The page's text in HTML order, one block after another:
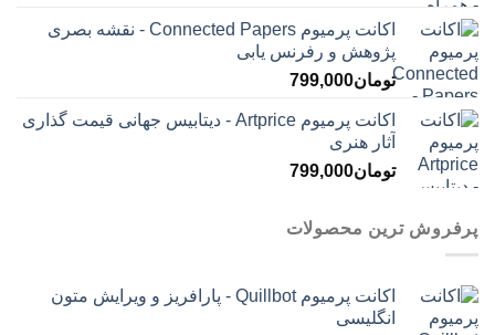
اکانت پرمیوم Connected Papers - نقشه بصری
پژوهش و رفرنس یابی
تومان799,000
اکانت پرمیوم Artprice - دیتابیس جهانی قیمت ‌گذاری
آثار هنری
تومان799,000
پرفروش ترین محصولات
اکانت پرمیوم Quillbot - پارافریز و ویرایش متون
انگلیسی